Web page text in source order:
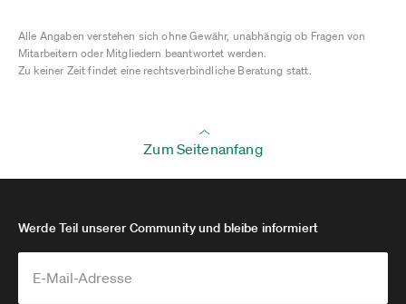
Alle Angaben verstehen sich ohne Gewähr, unabhängig ob Fragen von
Mitarbeitern oder Mitgliedern beantwortet werden.
Zu keiner Zeit findet eine rechtsverbindliche Beratung statt.
Zum Seitenanfang
Werde Teil unserer Community und bleibe informiert